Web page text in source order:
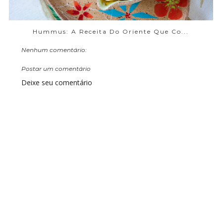
Hummus: A Receita Do Oriente Que Co...
Nenhum comentário:
Postar um comentário
Deixe seu comentário